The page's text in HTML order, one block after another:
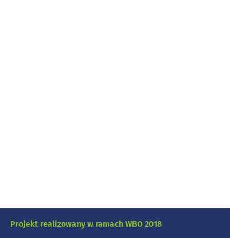
Projekt realizowany w ramach WBO 2018